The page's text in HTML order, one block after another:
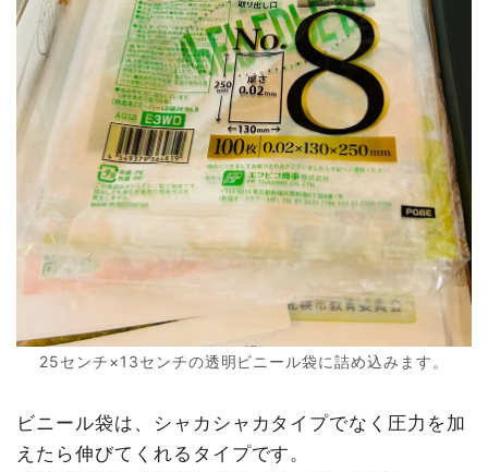
25センチ×13センチの透明ビニール袋に詰め込みます。
ビニール袋は、シャカシャカタイプでなく圧力を加
えたら伸びてくれるタイプです。